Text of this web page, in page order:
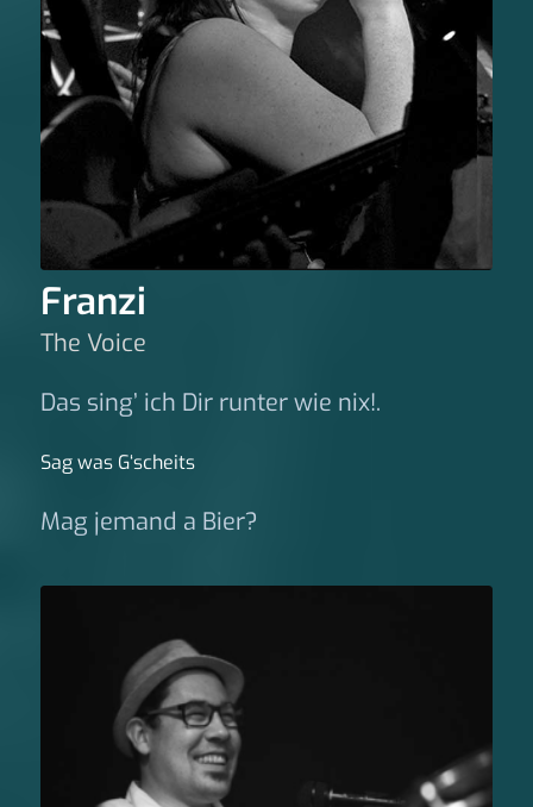
Franzi
The Voice
Das sing’ ich Dir runter wie nix!.
Sag was G‘scheits
Mag jemand a Bier?